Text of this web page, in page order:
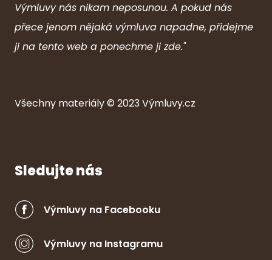
Výmluvy nás nikam neposunou. A pokud nás
přece jenom nějaká výmluva napadne, přidejme
ji na tento web a ponechme ji zde."
Všechny materiály © 2023Výmluvy.cz
Sledujte nás
Výmluvy na Facebooku
Výmluvy na Instagramu